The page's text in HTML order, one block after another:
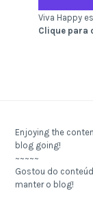
Viva Happy
Clique para
Enjoying the
blog going!
~~~~~
Gostou do
manter o blog!